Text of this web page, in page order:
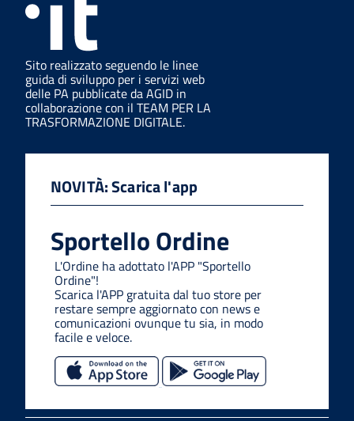
Sito realizzato seguendo le linee
guida di sviluppo per i servizi web
delle PA pubblicate da AGID in
collaborazione con il TEAM PER LA
TRASFORMAZIONE DIGITALE.
NOVITÀ: Scarica l'app
Sportello Ordine
L'Ordine ha adottato l'APP "Sportello
Ordine"!
Scarica l'APP gratuita dal tuo store per
restare sempre aggiornato con news e
comunicazioni ovunque tu sia, in modo
facile e veloce.